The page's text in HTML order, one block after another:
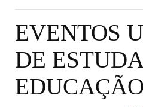
EVENTOS
DE